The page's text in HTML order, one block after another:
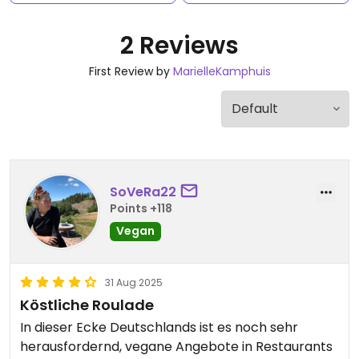
2 Reviews
First Review by MarielleKamphuis
SoVeRa22
Points +118
Vegan
31 Aug 2025
Köstliche Roulade
In dieser Ecke Deutschlands ist es noch sehr
herausfordernd, vegane Angebote in Restaurants